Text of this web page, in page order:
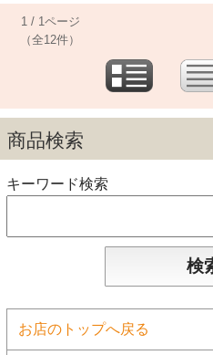
1 / 1ページ
（全12件）
商品検索
キーワード検索
お店のトップへ戻る